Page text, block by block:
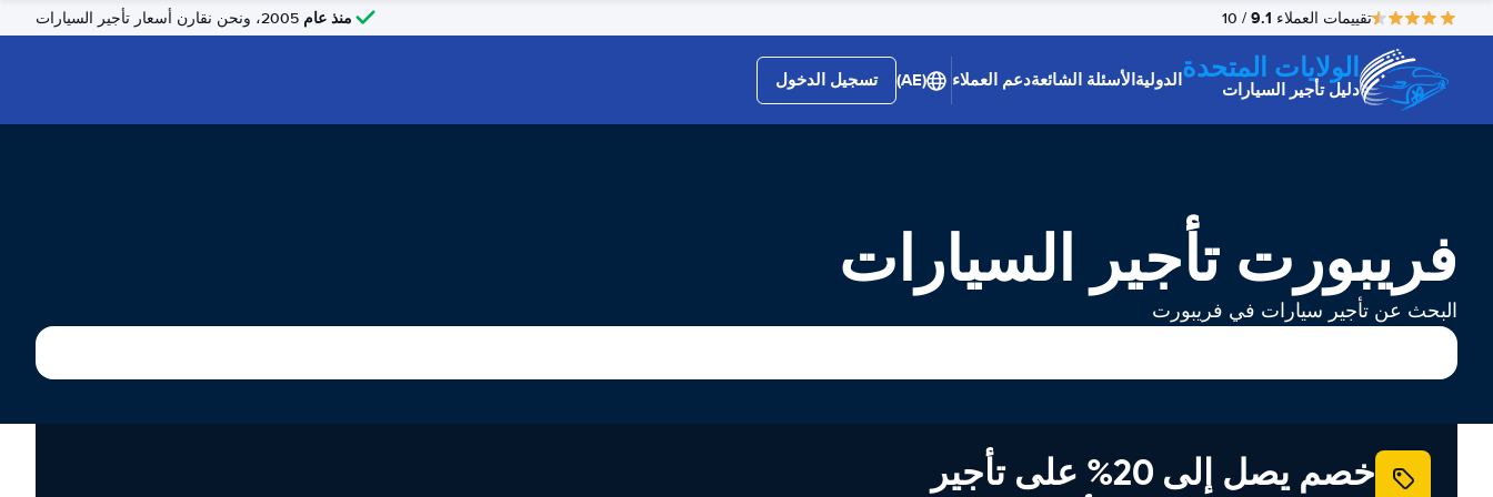
تقييمات العملاء 9.1
/ 10 منذ عام
الولايات المتحدة
دليل تأجير السيارات الدوليةالأسئلة الشائعةدعم العملاء (AE) تسجيل الدخول
فريبورت تأجير السيارات
البحث عن تأجير سيارات في فريبورت
خصم يصل إلى 20% على تأجير